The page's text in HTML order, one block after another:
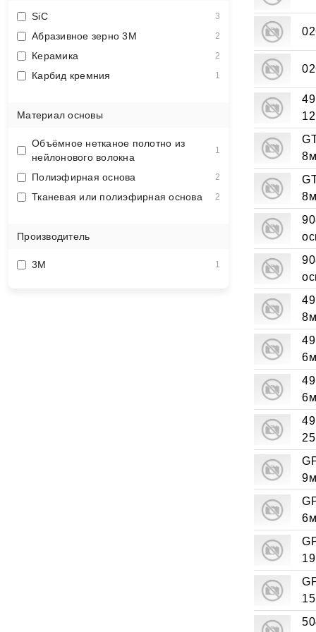
SiC 3
Абразивное зерно 3M 2
Керамика 2
Карбид кремния 1
Материал основы
Объёмное нетканое полотно из
нейлонового волокна
1
Полиэфирная основа 2
Тканевая или полиэфирная основа 2
Производитель
3M 1